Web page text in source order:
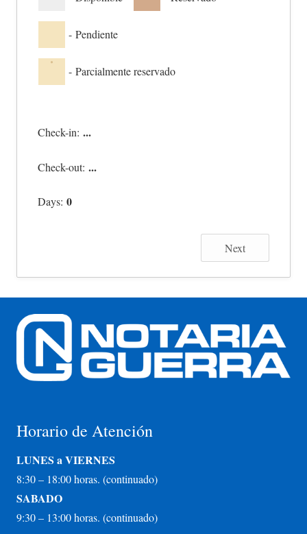
- Pendiente
·
- Parcialmente reservado
Check-in: ...
Check-out: ...
Days: 0
Next
Horario de Atención
LUNES a VIERNES
8:30 – 18:00 horas. (continuado)
SABADO
9:30 – 13:00 horas. (continuado)